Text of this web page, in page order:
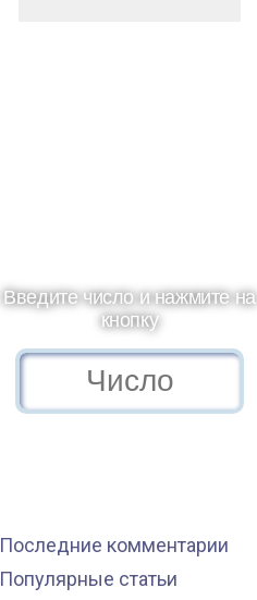
Введите число и нажмите на
кнопку
Последние комментарии
Популярные статьи